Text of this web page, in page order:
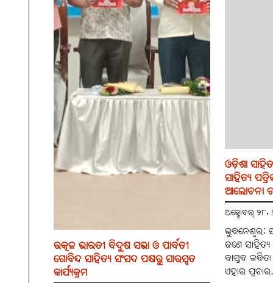
ଉତ୍କଳ ଭାରତୀ ବିଦୁଷ ସଭା ଓ ପାର୍ବତୀ
ଗୋବିନ୍ଦ ସାହିତ୍ୟ ସଂସଦ ପକ୍ଷରୁ ସାରସ୍ୱତ
କାର୍ଯ୍ୟକ୍ରମ
ଓଡ଼ିଶା
ସାହିତ୍ୟ
ଆଲୋଚନା
ଅକ୍ଟୋବର୍
ଭୁବନେଶ୍ବର:
ଜଣେ ସାହିତ୍ୟ
ବାସ୍ତବ
ଏହାର